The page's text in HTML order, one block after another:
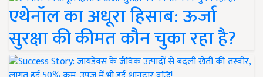
एथेनॉल का अधूरा हिसाब: ऊर्जा
सुरक्षा की कीमत कौन चुका रहा है?